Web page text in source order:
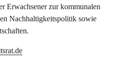
Erwachsener zur kommunalen
Nachhaltigkeitspolitik sowie